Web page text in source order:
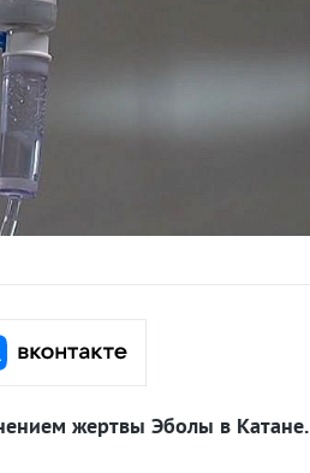
жертвы Эболы в Катане.